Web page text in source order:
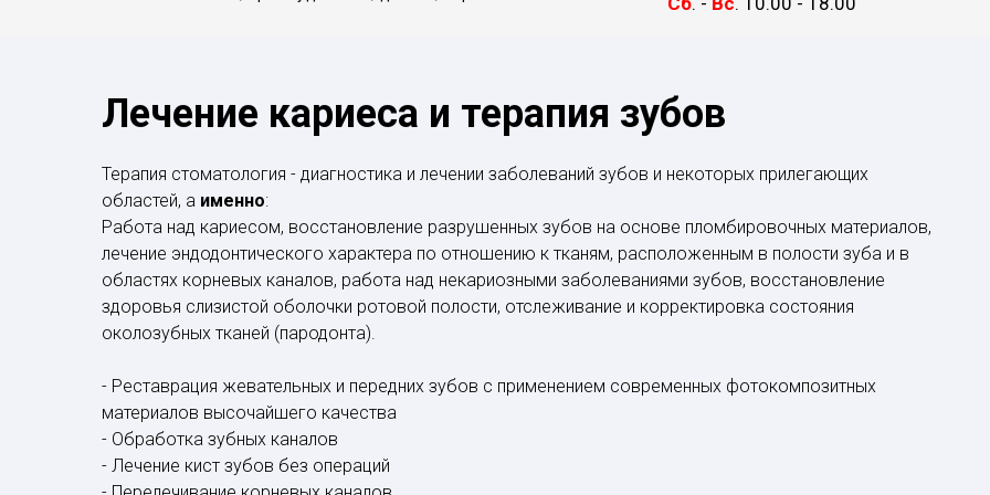
Лечение кариеса и терапия зубов
Терапия стоматология - диагностика и лечении заболеваний зубов и некоторых прилегающих
областей, а именно:
Работа над кариесом, восстановление разрушенных зубов на основе пломбировочных материалов,
лечение эндодонтического характера по отношению к тканям, расположенным в полости зуба и в
областях корневых каналов, работа над некариозными заболеваниями зубов, восстановление
здоровья слизистой оболочки ротовой полости, отслеживание и корректировка состояния
околозубных тканей (пародонта).
- Реставрация жевательных и передних зубов с применением современных фотокомпозитных
материалов высочайшего качества
- Обработка зубных каналов
- Лечение кист зубов без операций